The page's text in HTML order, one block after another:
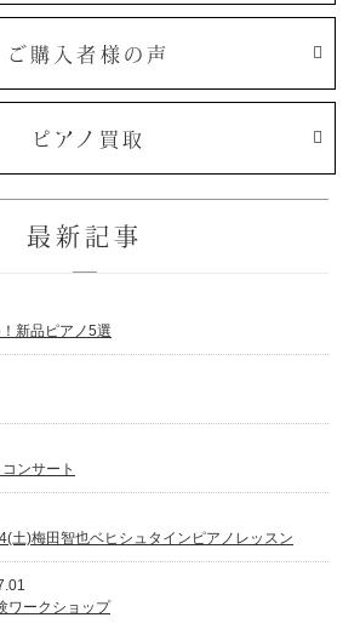
ご購入者様の声
ピアノ買取
最新記事
新品ピアノ5選
ンサート
土)梅田智也ベヒシュタインピアノレッスン
ワークショップ